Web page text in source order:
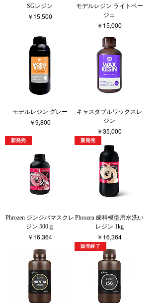
SGレジン
価格
￥15,500
モデルレジン ライトベー
ジュ
価格
￥15,000
モデルレジン グレー
価格
￥9,800
キャスタブルワックスレ
ジン
価格
￥35,000
新発売
Phrozen ジンジバマスクレ
ジン 500ｇ
価格
￥16,364
新発売
Phrozen 歯科模型用水洗い
レジン 1kg
価格
￥16,364
販売終了